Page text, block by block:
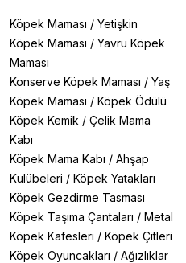
Köpek Maması / Yetişkin
Köpek Maması / Yavru Köpek
Maması
Konserve Köpek Maması / Yaş
Köpek Maması / Köpek Ödülü
Köpek Kemik / Çelik Mama
Kabı
Köpek Mama Kabı / Ahşap
Kulübeleri / Köpek Yatakları
Köpek Gezdirme Tasması
Köpek Taşıma Çantaları / Metal
Köpek Kafesleri / Köpek Çitleri
Köpek Oyuncakları / Ağızlıklar